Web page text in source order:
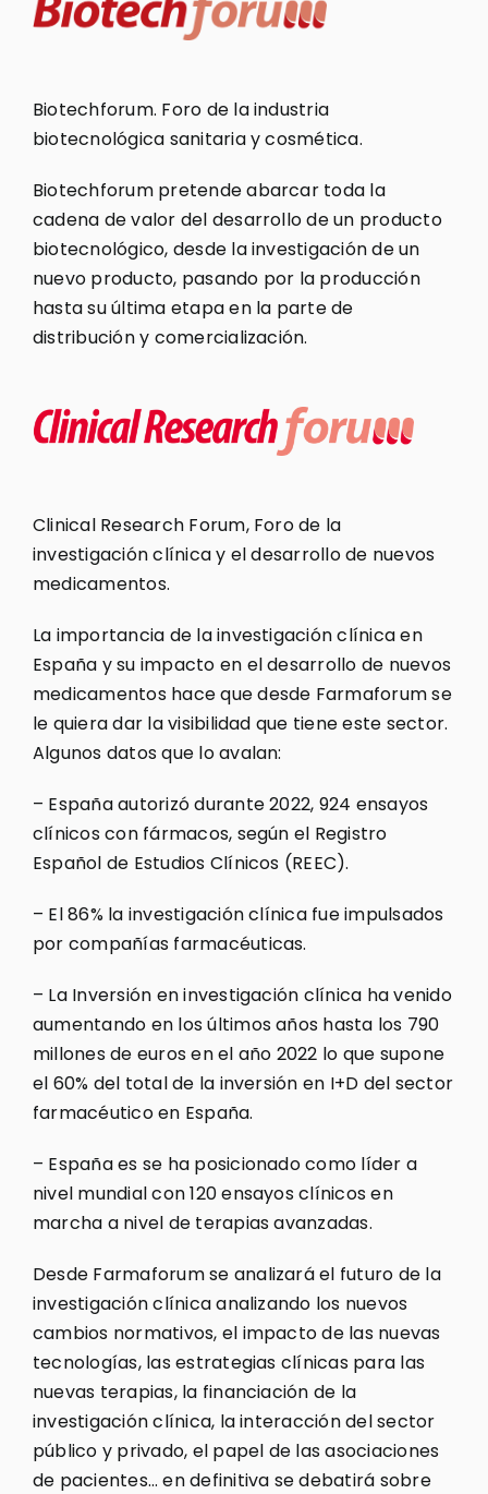
Biotechforum. Foro de la industria
biotecnológica sanitaria y cosmética.
Biotechforum pretende abarcar toda la
cadena de valor del desarrollo de un producto
biotecnológico, desde la investigación de un
nuevo producto, pasando por la producción
hasta su última etapa en la parte de
distribución y comercialización.
Clinical Research Forum, Foro de la
investigación clínica y el desarrollo de nuevos
medicamentos.
La importancia de la investigación clínica en
España y su impacto en el desarrollo de nuevos
medicamentos hace que desde Farmaforum se
le quiera dar la visibilidad que tiene este sector.
Algunos datos que lo avalan:
– España autorizó durante 2022, 924 ensayos
clínicos con fármacos, según el Registro
Español de Estudios Clínicos (REEC).
– El 86% la investigación clínica fue impulsados
por compañías farmacéuticas.
– La Inversión en investigación clínica ha venido
aumentando en los últimos años hasta los 790
millones de euros en el año 2022 lo que supone
el 60% del total de la inversión en I+D del sector
farmacéutico en España.
– España es se ha posicionado como líder a
nivel mundial con 120 ensayos clínicos en
marcha a nivel de terapias avanzadas.
Desde Farmaforum se analizará el futuro de la
investigación clínica analizando los nuevos
cambios normativos, el impacto de las nuevas
tecnologías, las estrategias clínicas para las
nuevas terapias, la financiación de la
investigación clínica, la interacción del sector
público y privado, el papel de las asociaciones
de pacientes… en definitiva se debatirá sobre